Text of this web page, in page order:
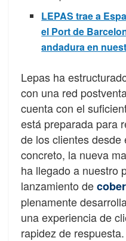
LEPAS trae a
el Port de
andadura en
Lepas ha
con una red
cuenta con el
está preparada para
de los clientes desde
concreto, la nueva
ha llegado a nuestro
lanzamiento de
plenamente
una experiencia de
rapidez de respuesta.